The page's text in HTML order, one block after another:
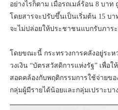
อย่างไรก็ตาม เมื่อรถเมล์ร้อน 8 บา
โดยสารจะปรับขึ้นเป็นเริ่มต้น 15 บ
จะไม่ปล่อยให้ประชาชนแบกรับภาระ
โดยขณะนี้ กระทรวงการคลังอยู่ระ
วงเงิน “บัตรสวัสดิการแห่งรัฐ” เพื่อ
สอดคล้องกับพฤติกรรมการใช้จ่ายข
กลุ่มผู้มีรายได้น้อยและกลุ่มเปราะบาง